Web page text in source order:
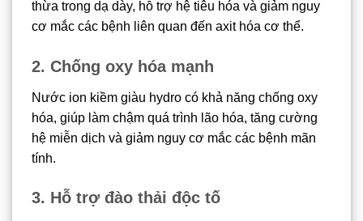
thừa trong dạ dày, hỗ trợ hệ tiêu hóa và giảm nguy
cơ mắc các bệnh liên quan đến axit hóa cơ thể.
2. Chống oxy hóa mạnh
Nước ion kiềm giàu hydro có khả năng chống oxy
hóa, giúp làm chậm quá trình lão hóa, tăng cường
hệ miễn dịch và giảm nguy cơ mắc các bệnh mãn
tính.
3. Hỗ trợ đào thải độc tố